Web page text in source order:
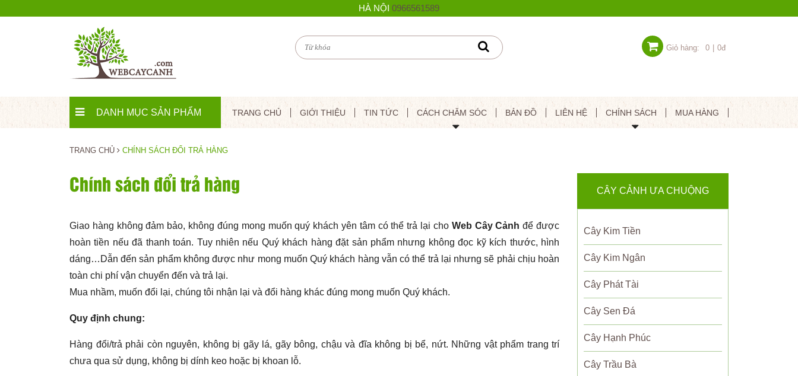
HÀ NỘI 0966561589
Giỏ hàng: 0 0đ
DANH MỤC SẢN PHẨM TRANG CHỦ GIỚI THIỆU TIN TỨC CÁCH CHĂM SÓC BẢN ĐỒ LIÊN HỆ CHÍNH SÁCH MUA HÀNG
TRANG CHỦ CHÍNH SÁCH ĐỔI TRẢ HÀNG
Chính sách đổi trả hàng
Giao hàng không đảm bảo, không đúng mong muốn quý khách yên tâm có thể trả lại cho Web Cây Cảnh để được
hoàn tiền nếu đã thanh toán. Tuy nhiên nếu Quý khách hàng đặt sản phẩm nhưng không đọc kỹ kích thước, hình
dáng…Dẫn đến sản phẩm không được như mong muốn Quý khách hàng vẫn có thể trả lại nhưng sẽ phải chịu hoàn
toàn chi phí vận chuyển đến và trả lại.
Mua nhầm, muốn đổi lại, chúng tôi nhận lại và đổi hàng khác đúng mong muốn Quý khách.
Quy định chung:
Hàng đổi/trả phải còn nguyên, không bị gãy lá, gãy bông, chậu và đĩa không bị bể, nứt. Những vật phẩm trang trí
chưa qua sử dụng, không bị dính keo hoặc bị khoan lỗ.
CÂY CẢNH ƯA CHUỘNG
Cây Kim Tiền
Cây Kim Ngân
Cây Phát Tài
Cây Sen Đá
Cây Hạnh Phúc
Cây Trầu Bà